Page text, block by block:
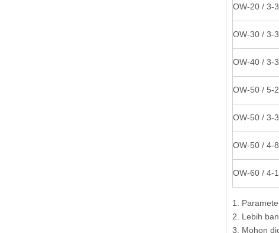
OW-20 / 3-
OW-30 / 3-
OW-40 / 3-
OW-50 / 5-
OW-50 / 3-
OW-50 / 4-8
OW-60 / 4-
1.
2. Lebih
3. Mohon